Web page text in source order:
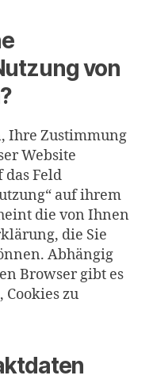
von
Ihre Zustimmung
Website
das Feld
auf ihrem
die von Ihnen
die Sie
Abhängig
Browser gibt es
zu